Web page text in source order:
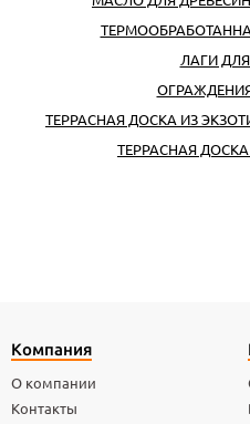
ЛАГИ
ТЕРРАСНАЯ ДОСКА ИЗ
ТЕРРАСНАЯ
Компания
О компании
Контакты